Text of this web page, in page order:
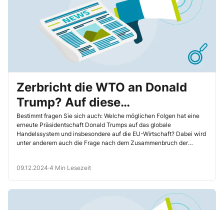
Zerbricht die WTO an Donald
Trump? Auf diese
Konsequenzen sollten Sie sich
jetzt vorbereiten
Bestimmt fragen Sie sich auch: Welche möglichen Folgen hat eine
erneute Präsidentschaft Donald Trumps auf das globale
Handelssystem und insbesondere auf die EU-Wirtschaft? Dabei wird
unter anderem auch die Frage nach dem Zusammenbruch der
Handelsstreitigkeiten nicht mehr effektiv gelöst werden, was die
wirtschaftliche Stabilität gefährdet und protektionistische
Maßnahmen fördern könnte. Wir verdeutlichen, wie gefährlich eine
solche Entwicklung für Sie und Ihr Unternehmen ist, und zeigen auf,
09.12.2024·4 Min Lesezeit